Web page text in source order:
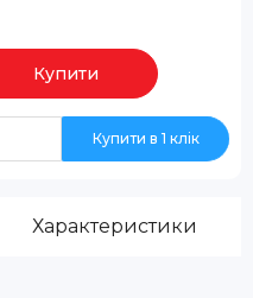
Купити
Купити в 1 клік
Характеристики